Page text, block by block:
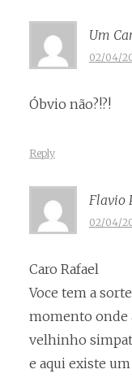
Um
02/04/
Óbvio não?!?!
Reply
Flavio
02/04/
Caro Rafael
Voce tem a
momento onde
velhinho
e aqui existe